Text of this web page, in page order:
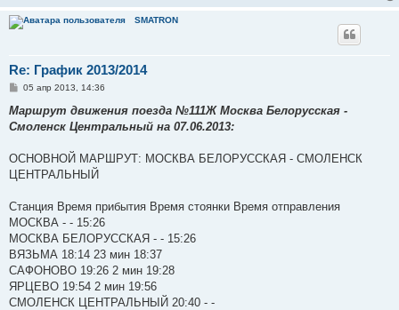
SMATRON
Re: График 2013/2014
С
о
б
щ
и
е
05 апр 2013, 14:36
Маршрут движения поезда №111Ж Москва Белорусская -
Смоленск Центральный на 07.06.2013:
ОСНОВНОЙ МАРШРУТ: МОСКВА БЕЛОРУССКАЯ - СМОЛЕНСК
ЦЕНТРАЛЬНЫЙ
Станция Время прибытия Время стоянки Время отправления
МОСКВА - - 15:26
МОСКВА БЕЛОРУССКАЯ - - 15:26
ВЯЗЬМА 18:14 23 мин 18:37
САФОНОВО 19:26 2 мин 19:28
ЯРЦЕВО 19:54 2 мин 19:56
СМОЛЕНСК ЦЕНТРАЛЬНЫЙ 20:40 - -